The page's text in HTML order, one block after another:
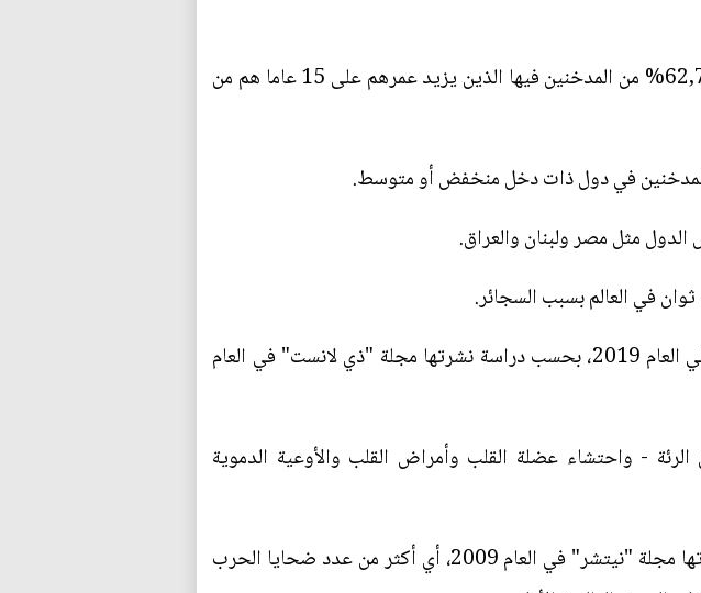
وأما إندونيسيا فهي الدولة التي تضم أعلى نسبة من المدخنين الذكور، إذ أن 62,7% من المدخنين فيها الذين يزيد عمرهم على 15 عاما هم من
مثل مصر ولبنان والعراق.
في العالم بسبب السجائر.
تسبب التدخين النشط أو التدخين السلبي بوفاة نحو تسعة ملايين شخص في العام 2019، بحسب دراسة نشرتها مجلة "ذي لانست" في العام
- واحتشاء عضلة القلب وأمراض القلب والأوعية الدموية
في القرن العشرين، تسبب التبغ بمصرع 100 مليون شخص، وفق دراسة نشرتها مجلة "نيتشر" في العام 2009، أي أكثر من عدد ضحايا الحرب